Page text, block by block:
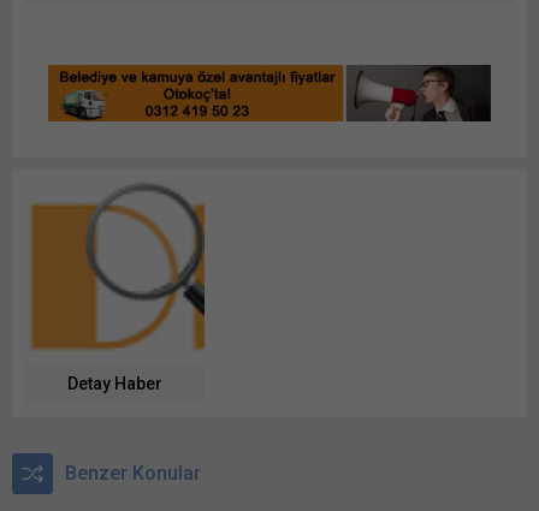
Detay Haber
Benzer Konular